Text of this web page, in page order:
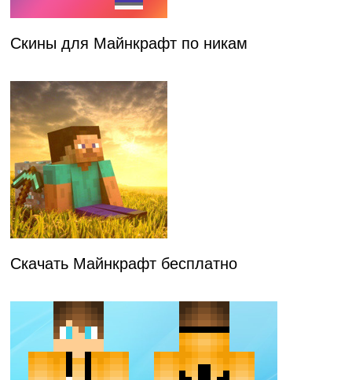
Скины для Майнкрафт по никам
Скачать Майнкрафт бесплатно